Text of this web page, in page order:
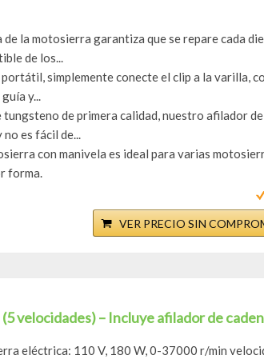
la motosierra garantiza que se repare cada
de los...
simplemente conecte el clip a la varilla,
y...
de primera calidad, nuestro afilador
es fácil de...
con manivela es ideal para varias
forma.
VER PRECIO SIN
velocidades) – Incluye afilador de
eléctrica: 110 V, 180 W, 0-37000 r/min